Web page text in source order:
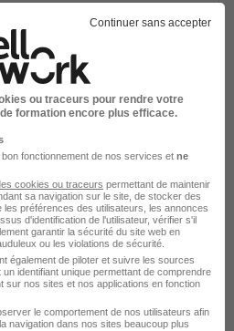
- 37 000 € / an
il y a 2 jours
Menuiseries
Continuer sans accepter
ou traceurs pour rendre votre
formation encore plus efficace.
fonctionnement de nos services et ne
cookies ou traceurs permettant de maintenir
sa navigation sur le site, de stocker des
les préférences des utilisateurs, les annonces
d'identification de l'utilisateur, vérifier s'il
garantir la sécurité du site web en
ou les violations de sécurité.
également de piloter et suivre les sources
identifiant unique permettant de comprendre
sur nos sites et nos applications en fonction
le comportement de nos utilisateurs afin
navigation dans nos sites beaucoup plus